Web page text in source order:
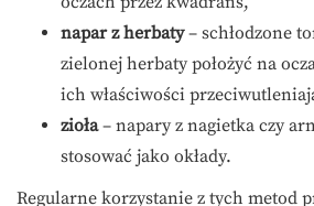
napar z herbaty– schłodzone
zielonej herbaty położyć na
ich właściwości
zioła– napary z nagietka czy
stosować jako okłady.
Regularne korzystanie z tych metod